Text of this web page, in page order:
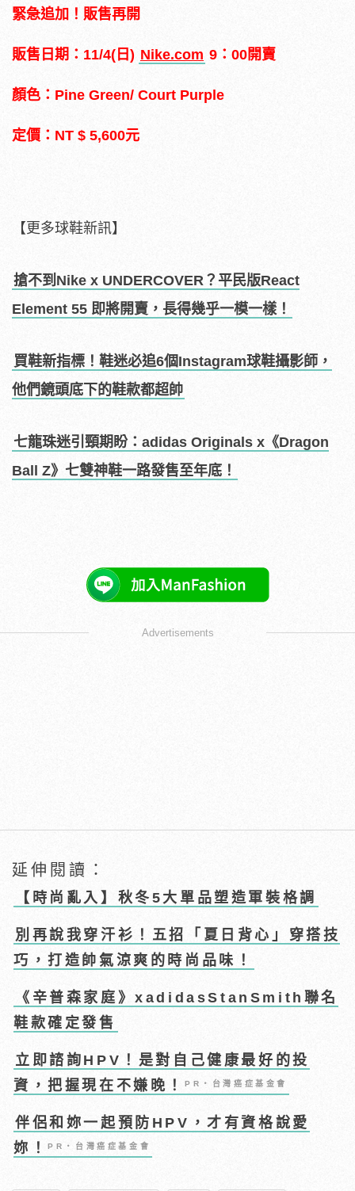
緊急追加！販售再開
販售日期：11/4(日) Nike.com 9：00開賣
顏色：Pine Green/ Court Purple
定價：NT $ 5,600元
【更多球鞋新訊】
搶不到Nike x UNDERCOVER？平民版React
Element 55 即將開賣，長得幾乎一模一樣！
買鞋新指標！鞋迷必追6個Instagram球鞋攝影師，
他們鏡頭底下的鞋款都超帥
七龍珠迷引頸期盼：adidas Originals x《Dragon
Ball Z》七雙神鞋一路發售至年底！
Advertisements
延伸閱讀：
【時尚亂入】秋冬5大單品塑造軍裝格調
別再說我穿汗衫！五招「夏日背心」穿搭技
巧，打造帥氣涼爽的時尚品味！
《辛普森家庭》xadidasStanSmith聯名
鞋款確定發售
立即諮詢HPV！是對自己健康最好的投
資，把握現在不嫌晚！PR・台灣癌症基金會
伴侶和妳一起預防HPV，才有資格說愛
妳！PR・台灣癌症基金會